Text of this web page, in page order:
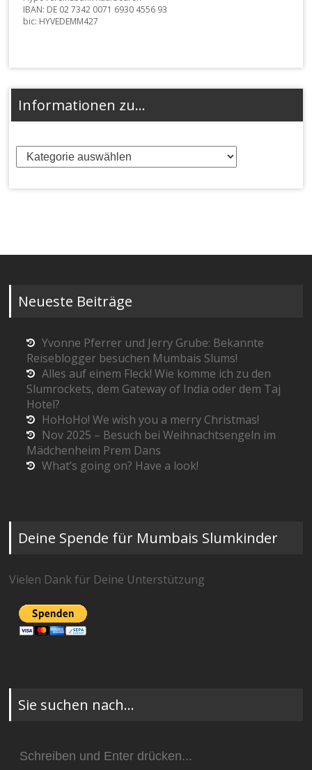
IBAN: DE 02 7342 0071 6930 4556 93
bic: HYVEDEMM427
Informationen zu…
Informationen
zu…
Neueste Beiträge
Yvonne Pferrer und Jerry Grube: Bekannte
Reiseblogger besuchen Mumbais Slums!
Alles auf einem Fleck! Wie komme ich zu den
Slumrockets, dem Gateway of India oder dem Taj
Hotel?
HoHoHo! We wish you a merry Christmas!
Nov 2025 – Besuch bei Weihnachtsengeln im
Mädchenheim Prem Dans
What’s going on? Have a look!
Deine Spende für Mumbais Slumkinder
Vielen Dank für Deine Unterstützung
Sie suchen nach…
nach: